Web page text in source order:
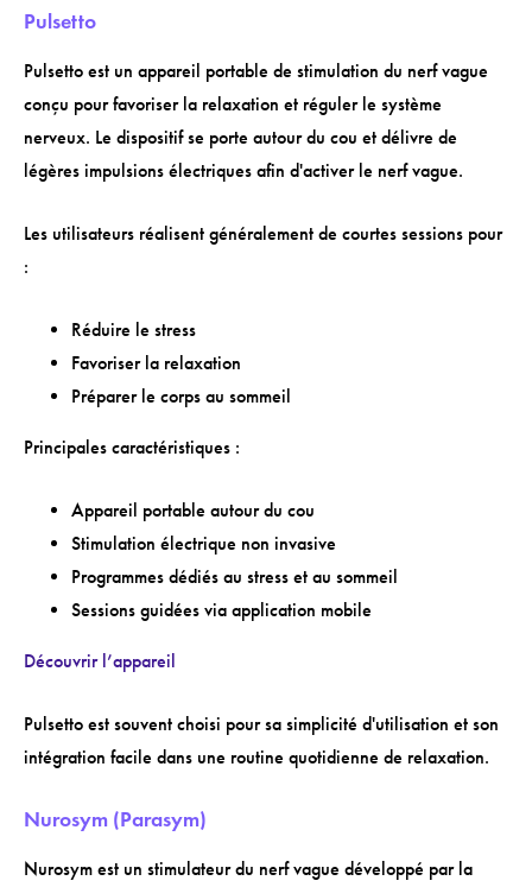
Pulsetto
Pulsetto est un appareil portable de stimulation du nerf vague
conçu pour favoriser la relaxation et réguler le système
nerveux. Le dispositif se porte autour du cou et délivre de
légères impulsions électriques afin d'activer le nerf vague.
Les utilisateurs réalisent généralement de courtes sessions pour
:
Réduire le stress
Favoriser la relaxation
Préparer le corps au sommeil
Principales caractéristiques :
Appareil portable autour du cou
Stimulation électrique non invasive
Programmes dédiés au stress et au sommeil
Sessions guidées via application mobile
Découvrir l’appareil
Pulsetto est souvent choisi pour sa simplicité d'utilisation et son
intégration facile dans une routine quotidienne de relaxation.
Nurosym (Parasym)
Nurosym est un stimulateur du nerf vague développé par la